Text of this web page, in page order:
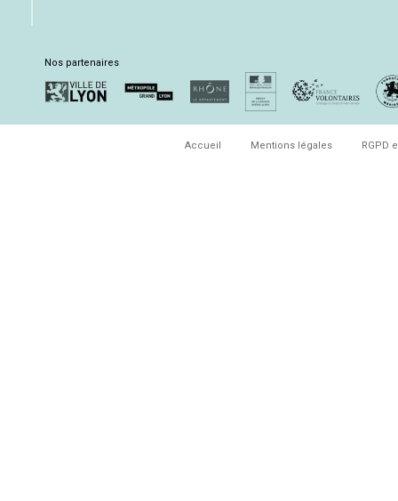
Nos partenaires
Accueil Mentions légales RGPD